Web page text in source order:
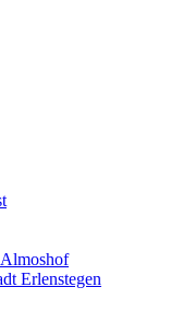
Erlenstegen